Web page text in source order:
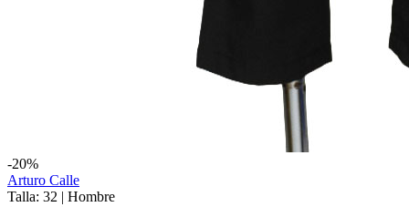
-20%
Arturo Calle
Talla: 32 | Hombre